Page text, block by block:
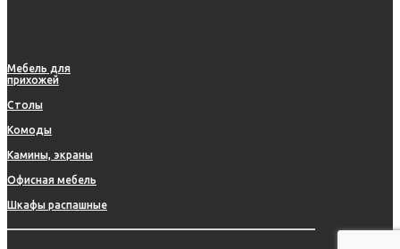
Мебель для
прихожей
Столы
Комоды
Камины, экраны
Офисная мебель
Шкафы распашные